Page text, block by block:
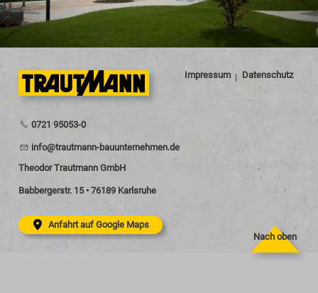
Karriere
0721 95053-0
nf tr tm nn-b nt rn hm n d
Theodor Trautmann GmbH
Babbergerstr. 15 • 76189 Karlsruhe
Anfahrt auf Google Maps
Impressum Datenschutz
Nach oben